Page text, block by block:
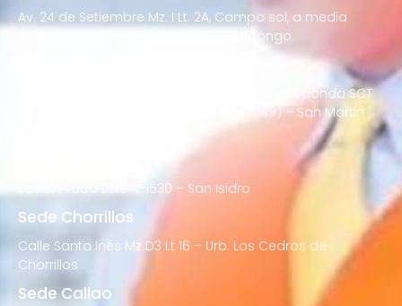
Av. 24 de Setiembre Mz. I Lt. 2A, Campo sol, a media
cuadra del Paradero Cabana, Carapongo.
Av. Francisco Bolognesi Nro. 101 Urb. Mesa Redonda SCT
02 (Esquina con Av. Gerardo Unger 7049) – San Martin
Javier Prado Este N°1530 – San Isidro
Sede Chorrillos
Calle Santa Inés Mz D3 Lt 16 – Urb. Los Cedros de
Chorrillos
Sede Callao